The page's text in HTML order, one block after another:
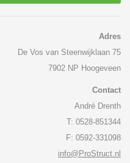
Adres
De Vos van Steenwijklaan 75
7902 NP Hoogeveen
Contact
André Drenth
T: 0528-851344
F: 0592-331098
info@ProStruct.nl